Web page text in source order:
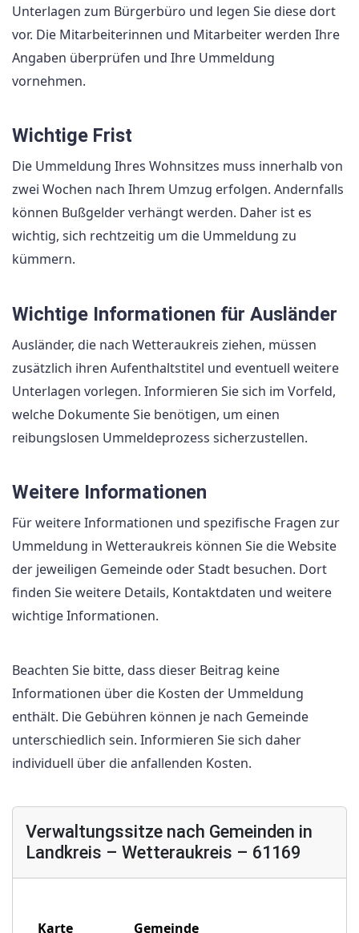
Unterlagen zum Bürgerbüro und legen Sie diese dort
vor. Die Mitarbeiterinnen und Mitarbeiter werden Ihre
Angaben überprüfen und Ihre Ummeldung
vornehmen.
Wichtige Frist
Die Ummeldung Ihres Wohnsitzes muss innerhalb von
zwei Wochen nach Ihrem Umzug erfolgen. Andernfalls
können Bußgelder verhängt werden. Daher ist es
wichtig, sich rechtzeitig um die Ummeldung zu
kümmern.
Wichtige Informationen für Ausländer
Ausländer, die nach Wetteraukreis ziehen, müssen
zusätzlich ihren Aufenthaltstitel und eventuell weitere
Unterlagen vorlegen. Informieren Sie sich im Vorfeld,
welche Dokumente Sie benötigen, um einen
reibungslosen Ummeldeprozess sicherzustellen.
Weitere Informationen
Für weitere Informationen und spezifische Fragen zur
Ummeldung in Wetteraukreis können Sie die Website
der jeweiligen Gemeinde oder Stadt besuchen. Dort
finden Sie weitere Details, Kontaktdaten und weitere
wichtige Informationen.
Beachten Sie bitte, dass dieser Beitrag keine
Informationen über die Kosten der Ummeldung
enthält. Die Gebühren können je nach Gemeinde
unterschiedlich sein. Informieren Sie sich daher
individuell über die anfallenden Kosten.
Verwaltungssitze nach Gemeinden in
Landkreis – Wetteraukreis – 61169
Karte Gemeinde